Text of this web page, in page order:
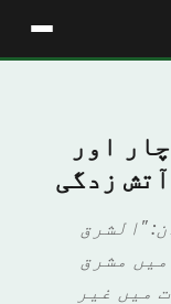
اور
زدگی
"الشرق
میں مشرق
میں غیر